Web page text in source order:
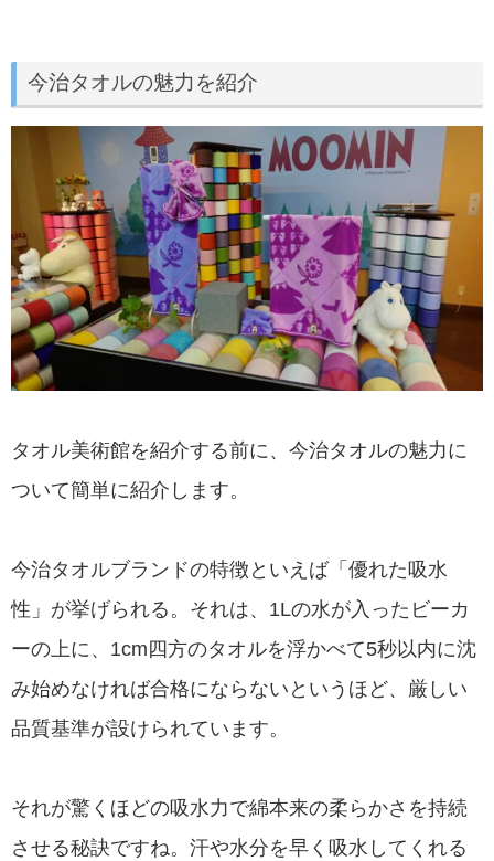
今治タオルの魅力を紹介
タオル美術館を紹介する前に、今治タオルの魅力に
ついて簡単に紹介します。
今治タオルブランドの特徴といえば「優れた吸水
性」が挙げられる。それは、1Lの水が入ったビーカ
ーの上に、1cm四方のタオルを浮かべて5秒以内に沈
み始めなければ合格にならないというほど、厳しい
品質基準が設けられています。
それが驚くほどの吸水力で綿本来の柔らかさを持続
させる秘訣ですね。汗や水分を早く吸水してくれる